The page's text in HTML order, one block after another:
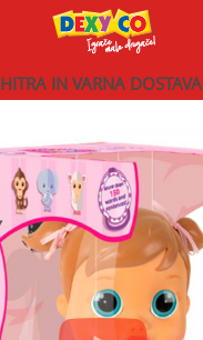
HITRA IN VARNA DOSTAVA